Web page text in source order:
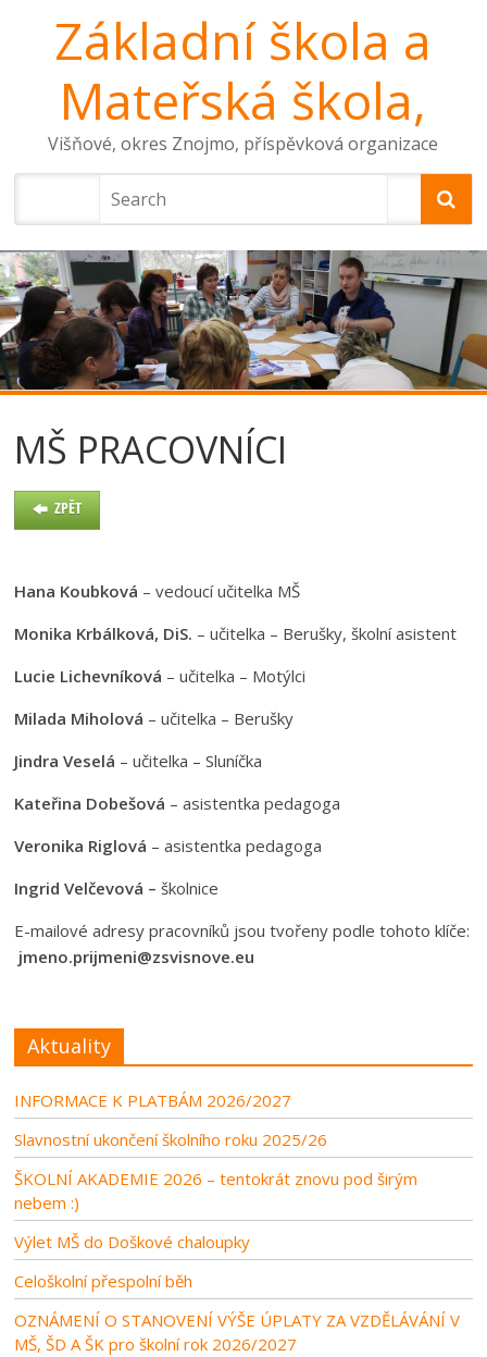
Základní škola a
Mateřská škola,
Višňové, okres Znojmo, příspěvková organizace
MŠ PRACOVNÍCI
ZPĚT
Hana Koubková – vedoucí učitelka MŠ
Monika Krbálková, DiS. – učitelka – Berušky, školní asistent
Lucie Lichevníková – učitelka – Motýlci
Milada Miholová – učitelka – Berušky
Jindra Veselá – učitelka – Sluníčka
Kateřina Dobešová – asistentka pedagoga
Veronika Riglová – asistentka pedagoga
Ingrid Velčevová –školnice
E-mailové adresy pracovníků jsou tvořeny podle tohoto klíče:
jmeno.prijmeni@zsvisnove.eu
Aktuality
INFORMACE K PLATBÁM 2026/2027
Slavnostní ukončení školního roku 2025/26
ŠKOLNÍ AKADEMIE 2026 – tentokrát znovu pod širým
nebem :)
Výlet MŠ do Doškové chaloupky
Celoškolní přespolní běh
OZNÁMENÍ O STANOVENÍ VÝŠE ÚPLATY ZA VZDĚLÁVÁNÍ V
MŠ, ŠD A ŠK pro školní rok 2026/2027